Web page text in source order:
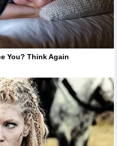
You? Think Again